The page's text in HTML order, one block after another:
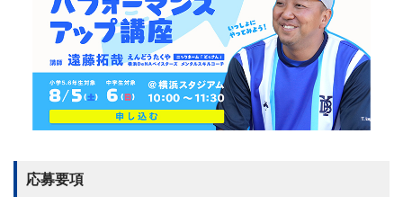
応募要項